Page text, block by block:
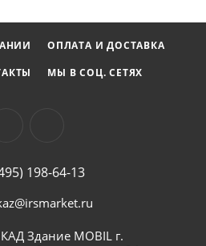
ОПЛАТА И ДОСТАВКА
МЫ В СОЦ. СЕТЯХ
198-64-13
Здание MOBIL г.